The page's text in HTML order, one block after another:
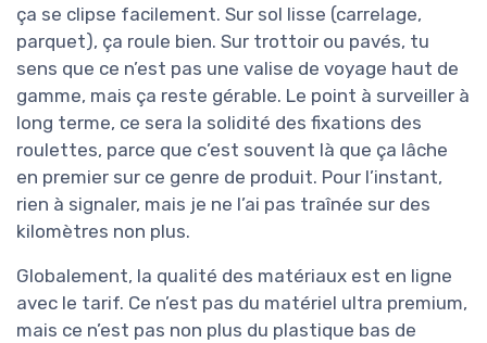
ça se clipse facilement. Sur sol lisse (carrelage,
parquet), ça roule bien. Sur trottoir ou pavés, tu
sens que ce n’est pas une valise de voyage haut de
gamme, mais ça reste gérable. Le point à surveiller à
long terme, ce sera la solidité des fixations des
roulettes, parce que c’est souvent là que ça lâche
en premier sur ce genre de produit. Pour l’instant,
rien à signaler, mais je ne l’ai pas traînée sur des
kilomètres non plus.
Globalement, la qualité des matériaux est en ligne
avec le tarif. Ce n’est pas du matériel ultra premium,
mais ce n’est pas non plus du plastique bas de